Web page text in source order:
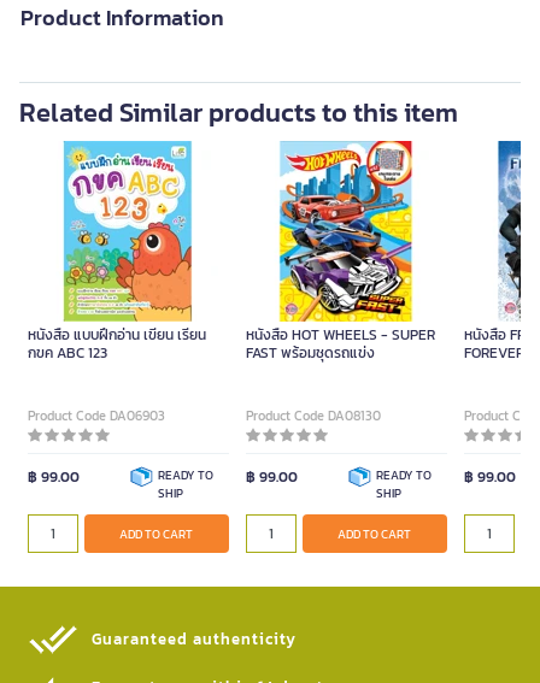
Product Information
Related Similar products to this item
หนังสือ แบบฝึกอ่าน เขียน เรียน
กขค ABC 123
Product Code DA06903
฿ 99.00
READY TO
SHIP
ADD TO CART
หนังสือ HOT WHEELS - SUPER
FAST พร้อมชุดรถแข่ง
Product Code DA08130
฿ 99.00
READY TO
SHIP
ADD TO CART
หนังสือ
FOREVER
Product
฿ 99.00
Guaranteed authenticity​